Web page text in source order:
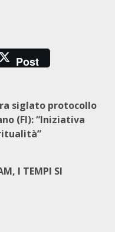
Post
siglato protocollo
(FI): “Iniziativa
I TEMPI SI